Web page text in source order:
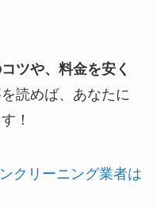
ツや、料金を安く
読めば、あなたに
！
クリーニング業者は